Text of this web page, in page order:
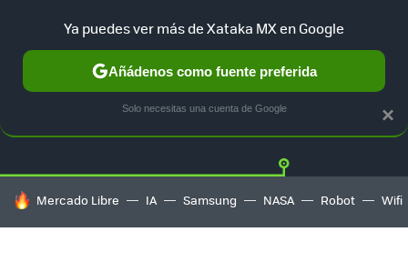
Twitter
HOY SE HABLA DE
Mercado Libre IA Samsung NASA Robot Wifi
×
Ya puedes ver más de Xataka MX en Google
Añádenos como fuente preferida
Solo necesitas una cuenta de Google